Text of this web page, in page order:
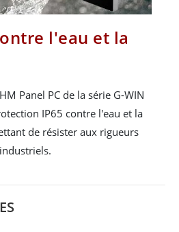
l'eau et la
Panel PC de la série G-WIN
IP65 contre l'eau et la
de résister aux rigueurs